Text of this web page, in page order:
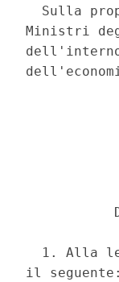
Sulla
Ministri
1. Alla
il